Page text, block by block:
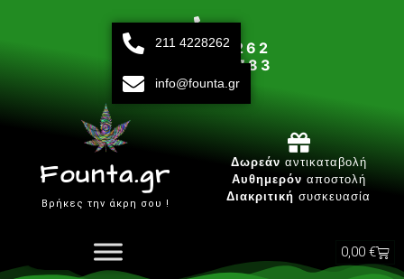
211 42 28 262
693 15 80 783
Δευτ-Παρ 10:00 - 20:00
Founta.gr
Βρήκες την άκρη σου !
Δωρεάν αντικαταβολή
Αυθημερόν αποστολή
Διακριτική συσκευασία
0,00 €
211 4228262
info@founta.gr